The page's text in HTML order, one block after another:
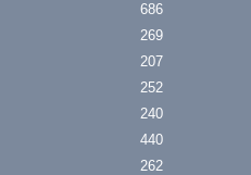
686
269
207
252
240
440
262